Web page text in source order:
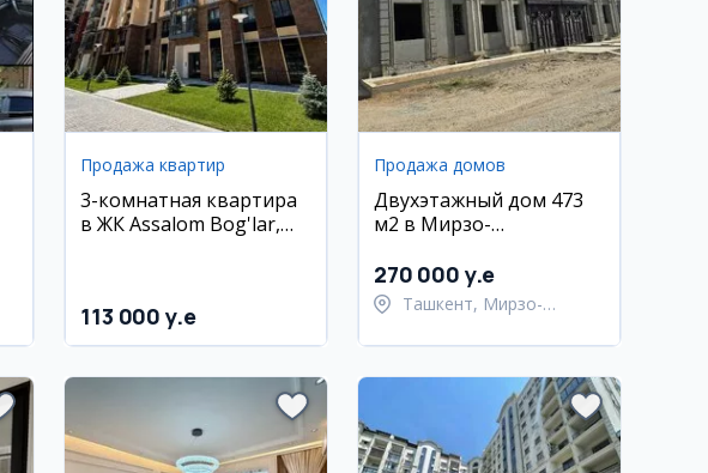
Продажа квартир
3-комнатная квартира
в ЖК Assalom Bog'lar,
113 000 y.e
Продажа домов
Двухэтажный дом 473
м2 в Мирзо-
270 000 y.e
Ташкент, Мирзо-